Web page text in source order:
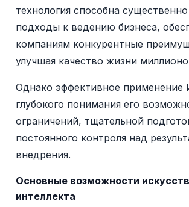
технология способна
подходы к ведению бизнеса,
компаниям конкурентные
улучшая качество жизни
Однако эффективное применение
глубокого понимания его
ограничений, тщательной
постоянного контроля над
внедрения.
Основные возможности
интеллекта